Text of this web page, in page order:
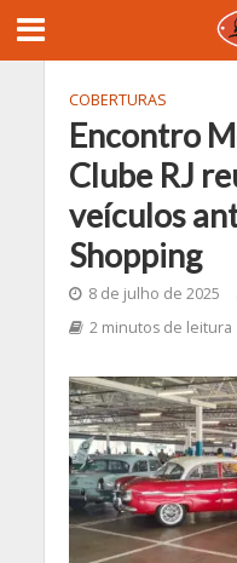
COBERTURAS
Encontro
Clube RJ
veículos
Shopping
8 de julho de 2025
2 minutos de leitura